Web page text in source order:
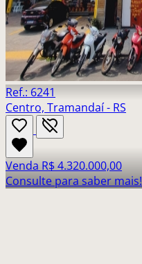
Ref.: 6241
Centro, Tramandaí - RS
Venda R$ 4.320.000,00
Consulte para saber mais!